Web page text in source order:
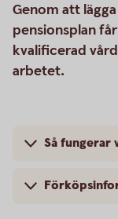
Genom att
pensionsplan
kvalificerad
arbetet.
Så fungerar